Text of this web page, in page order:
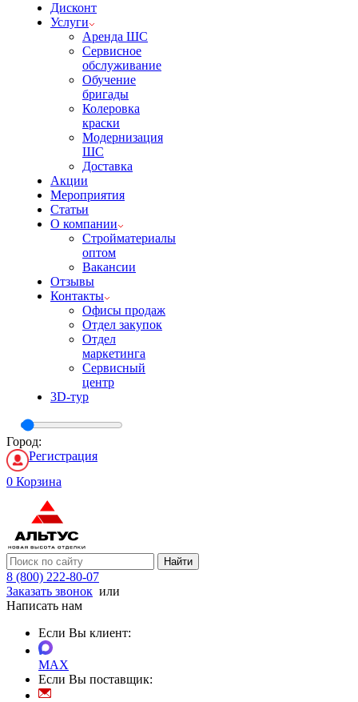
Дисконт
Услуги
Аренда ШС
Сервисное
обслуживание
Обучение
бригады
Колеровка
краски
Модернизация
ШС
Доставка
Акции
Мероприятия
Статьи
О компании
Стройматериалы
оптом
Вакансии
Отзывы
Контакты
Офисы продаж
Отдел закупок
Отдел
маркетинга
Сервисный
центр
3D-тур
Город:
Регистрация
0 Корзина
Найти
8 (800) 222-80-07
Заказать звонок или
Написать нам
Если Вы клиент:
MAX
Если Вы поставщик: